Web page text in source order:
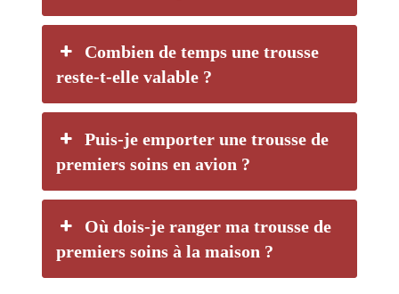
Combien de temps une trousse
reste-t-elle valable ?
Puis-je emporter une trousse de
premiers soins en avion ?
Où dois-je ranger ma trousse de
premiers soins à la maison ?